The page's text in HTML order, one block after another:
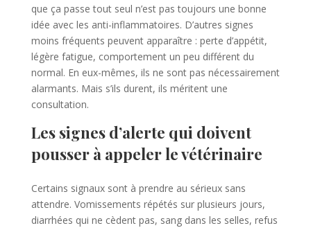
que ça passe tout seul n’est pas toujours une bonne
idée avec les anti-inflammatoires. D’autres signes
moins fréquents peuvent apparaître : perte d’appétit,
légère fatigue, comportement un peu différent du
normal. En eux-mêmes, ils ne sont pas nécessairement
alarmants. Mais s’ils durent, ils méritent une
consultation.
Les signes d’alerte qui doivent
pousser à appeler le vétérinaire
Certains signaux sont à prendre au sérieux sans
attendre. Vomissements répétés sur plusieurs jours,
diarrhées qui ne cèdent pas, sang dans les selles, refus